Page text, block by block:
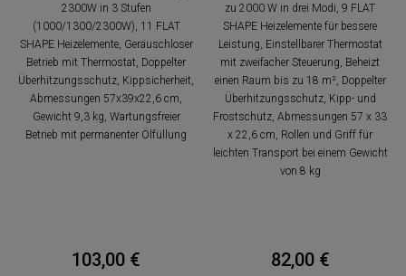
2300W in 3 Stufen
(1000/1300/2300W), 11 FLAT
SHAPE Heizelemente, Geräuschloser
Betrieb mit Thermostat, Doppelter
Überhitzungsschutz, Kippsicherheit,
Abmessungen 57x39x22,6 cm,
Gewicht 9,3 kg, Wartungsfreier
Betrieb mit permanenter Ölfüllung
103,00 €
zu 2000 W in drei Modi, 9 FLAT
SHAPE Heizelemente für bessere
Leistung, Einstellbarer Thermostat
mit zweifacher Steuerung, Beheizt
einen Raum bis zu 18 m², Doppelter
Überhitzungsschutz, Kipp- und
Frostschutz, Abmessungen 57 x 33
x 22,6 cm, Rollen und Griff für
leichten Transport bei einem Gewicht
von 8 kg
82,00 €